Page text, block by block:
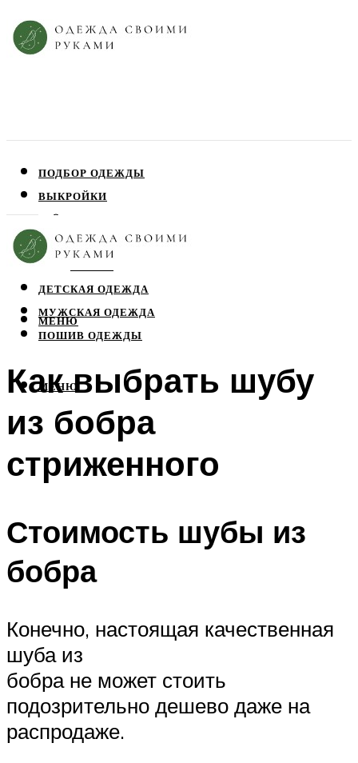
ПОДБОР ОДЕЖДЫ
ВЫКРОЙКИ
ЮБКИ
ДЕТСКАЯ ОДЕЖДА
МУЖСКАЯ ОДЕЖДА
ПОШИВ ОДЕЖДЫ
МЕНЮ
МЕНЮ
Как выбрать шубу
из бобра
стриженного
Стоимость шубы из
бобра
Конечно, настоящая качественная
шуба из
бобра не может стоить
подозрительно дешево даже на
распродаже.